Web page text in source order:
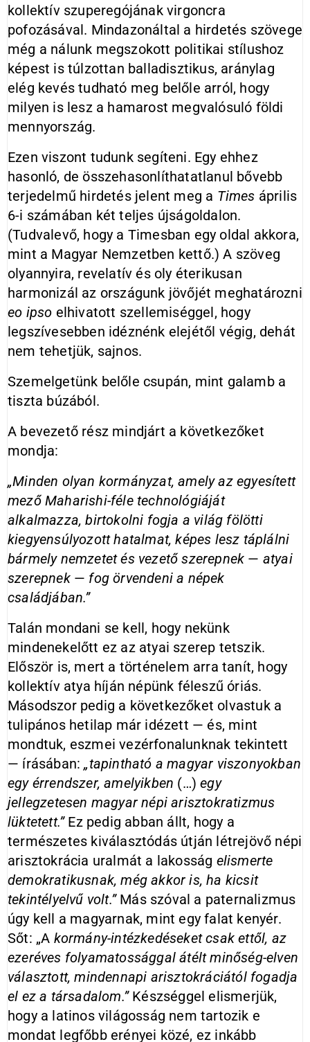
kollektív szuperegójának virgoncra
pofozásával. Mindazonáltal a hirdetés szövege
még a nálunk megszokott politikai stílushoz
képest is túlzottan balladisztikus, aránylag
elég kevés tudható meg belőle arról, hogy
milyen is lesz a hamarost megvalósuló földi
mennyország.
Ezen viszont tudunk segíteni. Egy ehhez
hasonló, de összehasonlíthatatlanul bővebb
terjedelmű hirdetés jelent meg a Times április
6-i számában két teljes újságoldalon.
(Tudvalevő, hogy a Timesban egy oldal akkora,
mint a Magyar Nemzetben kettő.) A szöveg
olyannyira, revelatív és oly éterikusan
harmonizál az országunk jövőjét meghatározni
eo ipso elhivatott szellemiséggel, hogy
legszívesebben idéznénk elejétől végig, dehát
nem tehetjük, sajnos.
Szemelgetünk belőle csupán, mint galamb a
tiszta búzából.
A bevezető rész mindjárt a következőket
mondja:
„Minden olyan kormányzat, amely az egyesített
mező Maharishi-féle technológiáját
alkalmazza, birtokolni fogja a világ fölötti
kiegyensúlyozott hatalmat, képes lesz táplálni
bármely nemzetet és vezető szerepnek — atyai
szerepnek— fog örvendeni a népek
családjában.”
Talán mondani se kell, hogy nekünk
mindenekelőtt ez az atyai szerep tetszik.
Először is, mert a történelem arra tanít, hogy
kollektív atya híján népünk féleszű óriás.
Másodszor pedig a következőket olvastuk a
tulipános hetilap már idézett — és, mint
mondtuk, eszmei vezérfonalunknak tekintett
— írásában:„tapintható a magyar viszonyokban
egy érrendszer, amelyikben (…)egy
jellegzetesen magyar népi arisztokratizmus
lüktetett.”Ez pedig abban állt, hogy a
természetes kiválasztódás útján létrejövő népi
arisztokrácia uralmát a lakosság elismerte
demokratikusnak, még akkor is, ha kicsit
tekintélyelvű volt.”Más szóval a paternalizmus
úgy kell a magyarnak, mint egy falat kenyér.
Sőt: „A kormány-intézkedéseket csak ettől, az
ezeréves folyamatossággal átélt minőség-elven
választott, mindennapi arisztokráciától fogadja
el ez a társadalom.”Készséggel elismerjük,
hogy a latinos világosság nem tartozik e
mondat legfőbb erényei közé, ez inkább